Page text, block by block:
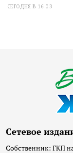
СЕГОДНЯ В 16:03
Сетевое
Собственник: ГКП